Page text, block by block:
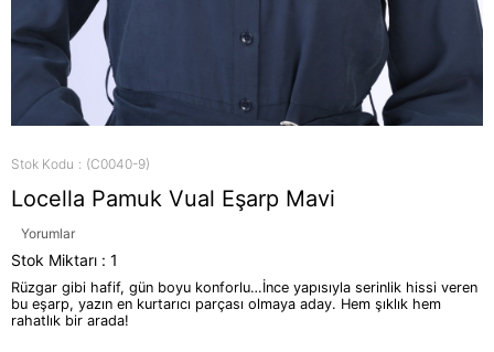
Stok Kodu (C0040-9)
Locella Pamuk Vual Eşarp Mavi
Yorumlar
Stok Miktarı : 1
Rüzgar gibi hafif, gün boyu konforlu…İnce yapısıyla serinlik hissi veren
bu eşarp, yazın en kurtarıcı parçası olmaya aday. Hem şıklık hem
rahatlık bir arada!